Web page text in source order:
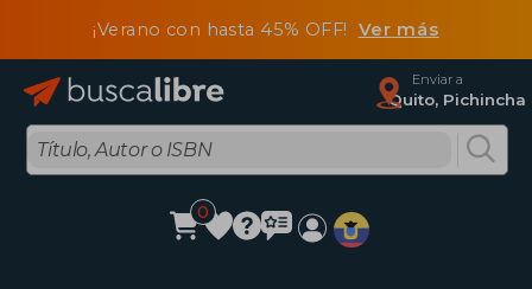
¡Verano con hasta 45% OFF! Ver más
Enviar a
Quito, Pichincha
0